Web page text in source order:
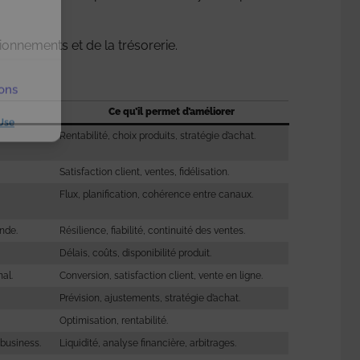
et de la trésorerie.
Ce qu’il permet d’améliorer
Rentabilité, choix produits, stratégie d’achat.
Satisfaction client, ventes, fidélisation.
Flux, planification, cohérence entre canaux.
Résilience, fiabilité, continuité des ventes.
Délais, coûts, disponibilité produit.
Conversion, satisfaction client, vente en ligne.
Prévision, ajustements, stratégie d’achat.
Optimisation, rentabilité.
Liquidité, analyse financière, arbitrages.